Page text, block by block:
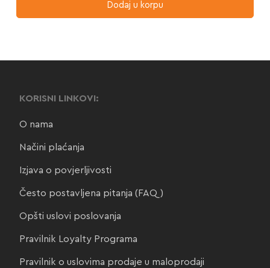
Dodaj u korpu
KORISNI LINKOVI:
O nama
Načini plaćanja
Izjava o povjerljivosti
Često postavljena pitanja (FAQ)
Opšti uslovi poslovanja
Pravilnik Loyalty Programa
Pravilnik o uslovima prodaje u maloprodaji